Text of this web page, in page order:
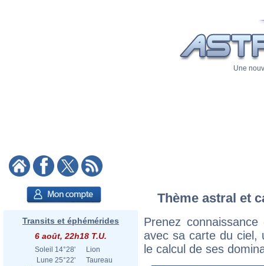
Une
Transits et éphémérides
6 août, 22h18 T.U.
Soleil 14°28'
Lion
Lune 25°22'
Taureau
Thème astral et
Prenez
avec sa carte du ciel,
le calcul de ses